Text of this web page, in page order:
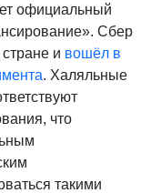
официальный
Сбер
и вошёл в
. Халяльные
что
такими